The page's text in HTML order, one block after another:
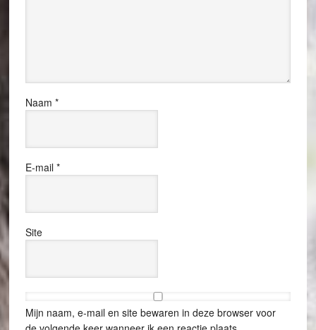
Naam *
E-mail *
Site
Mijn naam, e-mail en site bewaren in deze browser voor